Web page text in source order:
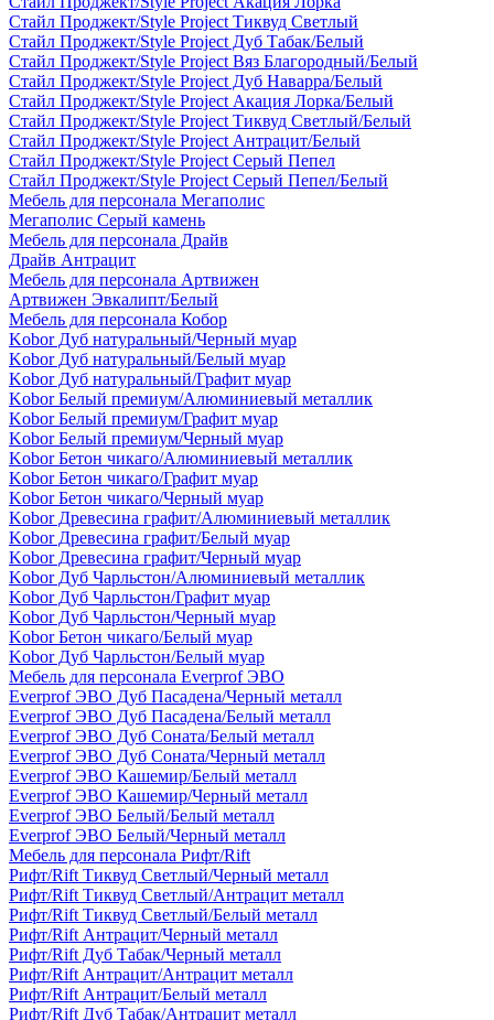
Стайл Проджект/Style Project Тиквуд Светлый
Стайл Проджект/Style Project Дуб Табак/Белый
Стайл Проджект/Style Project Вяз Благородный/Белый
Стайл Проджект/Style Project Дуб Наварра/Белый
Стайл Проджект/Style Project Акация Лорка/Белый
Стайл Проджект/Style Project Тиквуд Светлый/Белый
Стайл Проджект/Style Project Антрацит/Белый
Стайл Проджект/Style Project Серый Пепел
Стайл Проджект/Style Project Серый Пепел/Белый
Мебель для персонала Мегаполис
Мегаполис Серый камень
Мебель для персонала Драйв
Драйв Антрацит
Мебель для персонала Артвижен
Артвижен Эвкалипт/Белый
Мебель для персонала Кобор
Kobor Дуб натуральный/Черный муар
Kobor Дуб натуральный/Белый муар
Kobor Дуб натуральный/Графит муар
Kobor Белый премиум/Алюминиевый металлик
Kobor Белый премиум/Графит муар
Kobor Белый премиум/Черный муар
Kobor Бетон чикаго/Алюминиевый металлик
Kobor Бетон чикаго/Графит муар
Kobor Бетон чикаго/Черный муар
Kobor Древесина графит/Алюминиевый металлик
Kobor Древесина графит/Белый муар
Kobor Древесина графит/Черный муар
Kobor Дуб Чарльстон/Алюминиевый металлик
Kobor Дуб Чарльстон/Графит муар
Kobor Дуб Чарльстон/Черный муар
Kobor Бетон чикаго/Белый муар
Kobor Дуб Чарльстон/Белый муар
Мебель для персонала Everprof ЭВО
Everprof ЭВО Дуб Пасадена/Черный металл
Everprof ЭВО Дуб Пасадена/Белый металл
Everprof ЭВО Дуб Соната/Белый металл
Everprof ЭВО Дуб Соната/Черный металл
Everprof ЭВО Кашемир/Белый металл
Everprof ЭВО Кашемир/Черный металл
Everprof ЭВО Белый/Белый металл
Everprof ЭВО Белый/Черный металл
Мебель для персонала Рифт/Rift
Рифт/Rift Тиквуд Светлый/Черный металл
Рифт/Rift Тиквуд Светлый/Антрацит металл
Рифт/Rift Тиквуд Светлый/Белый металл
Рифт/Rift Антрацит/Черный металл
Рифт/Rift Дуб Табак/Черный металл
Рифт/Rift Антрацит/Антрацит металл
Рифт/Rift Антрацит/Белый металл
Рифт/Rift Дуб Табак/Антрацит металл